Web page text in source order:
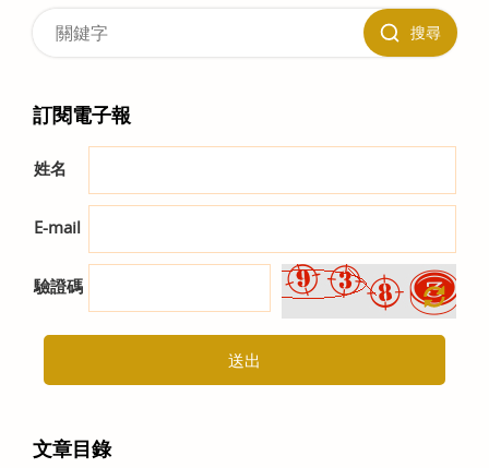
搜尋
訂閱電子報
姓名
E-mail
驗證碼
送出
文章目錄